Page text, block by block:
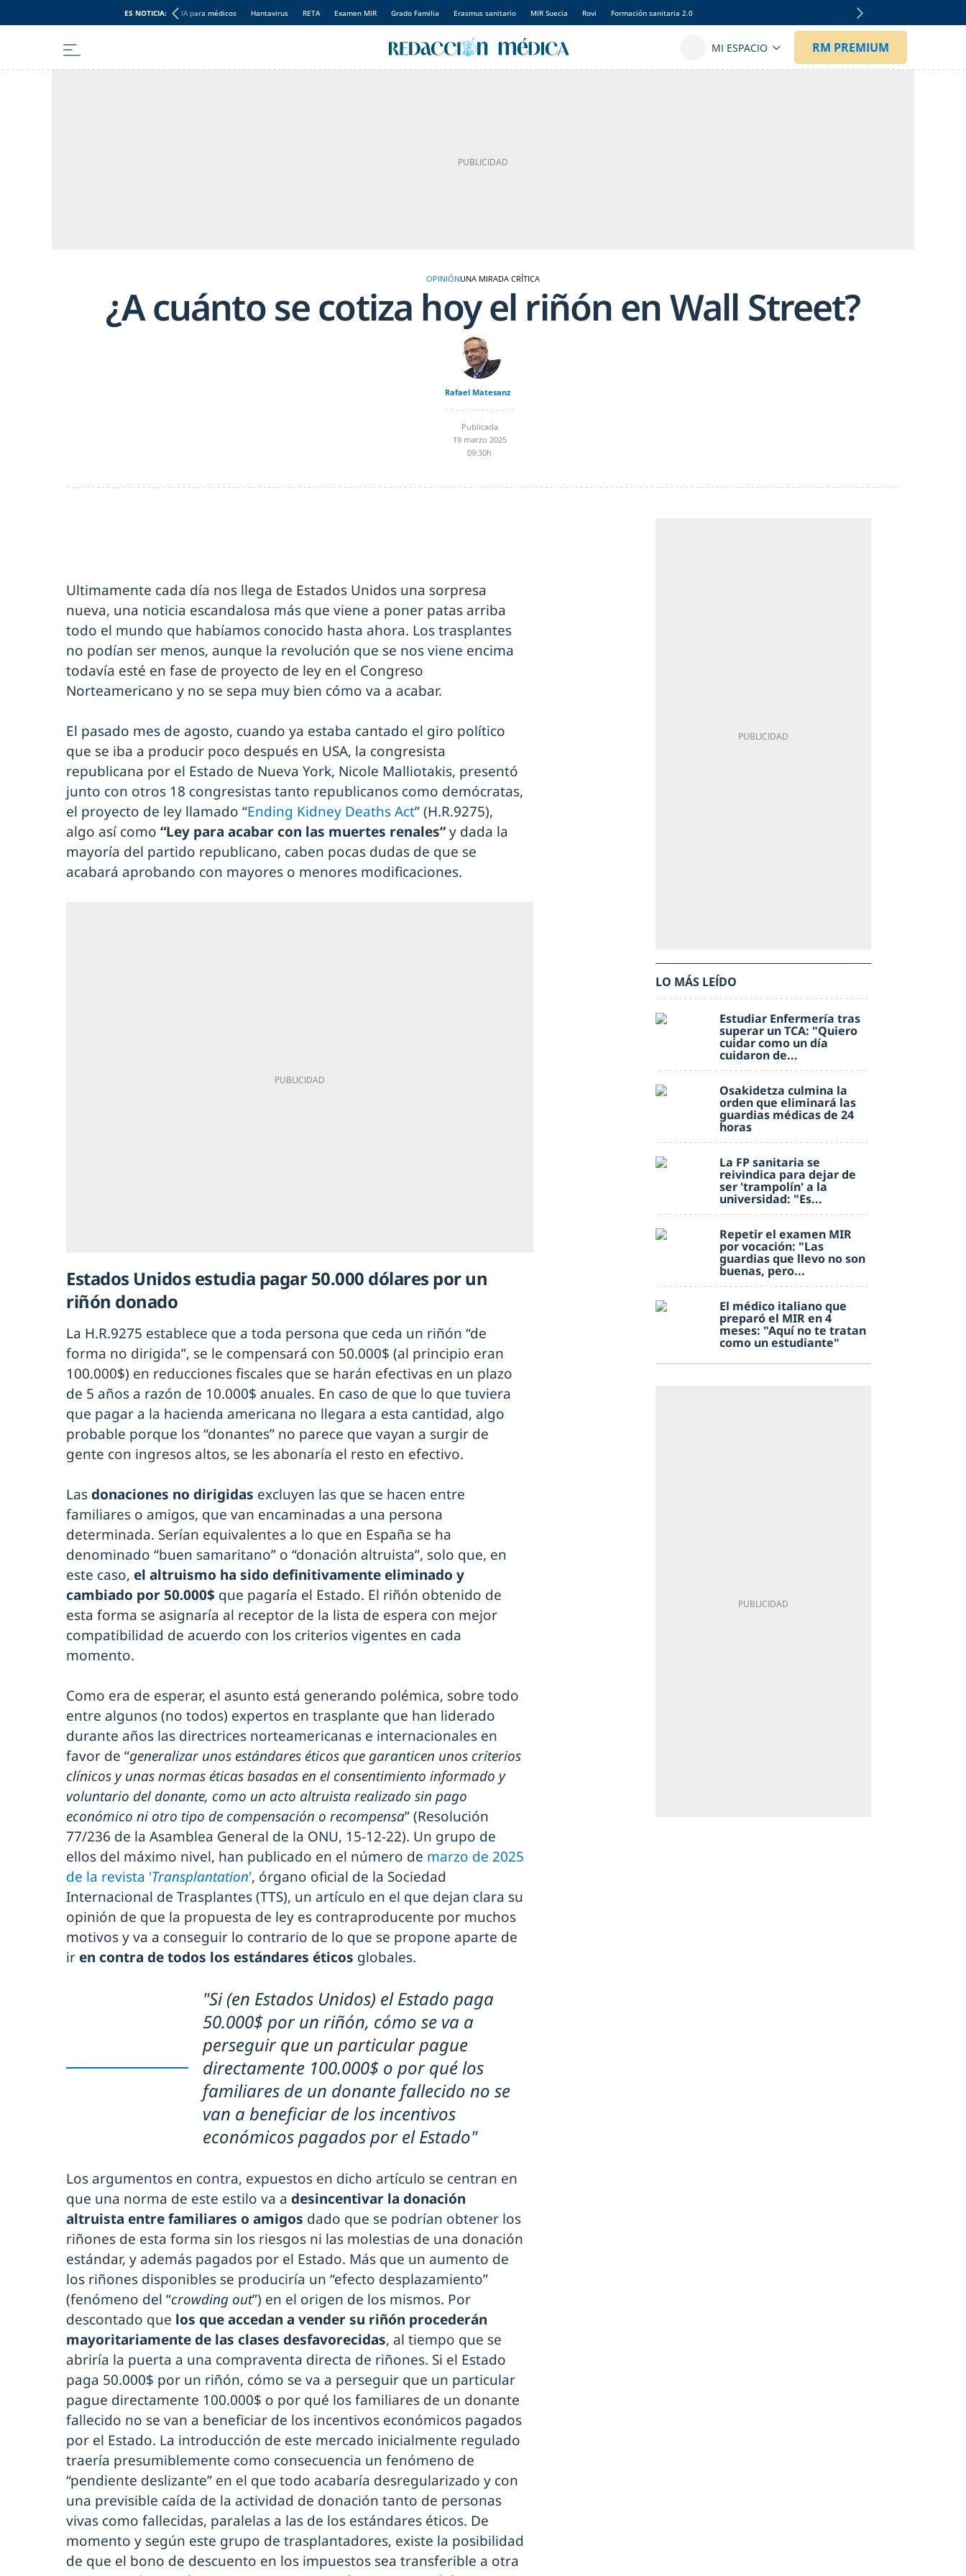
ES NOTICIA: IA para médicos Hantavirus RETA Examen MIR Grado Familia Erasmus sanitario MIR Suecia Rovi Formación sanitaria 2.0
OPINIÓNUNA MIRADA CRÍTICA
¿A cuánto se cotiza hoy el riñón en Wall Street?
Rafael Matesanz
Publicada
19 marzo 2025
09:30h
Ultimamente cada día nos llega de Estados Unidos una sorpresa
nueva, una noticia escandalosa más que viene a poner patas arriba
todo el mundo que habíamos conocido hasta ahora. Los trasplantes
no podían ser menos, aunque la revolución que se nos viene encima
todavía esté en fase de proyecto de ley en el Congreso
Norteamericano y no se sepa muy bien cómo va a acabar.
El pasado mes de agosto, cuando ya estaba cantado el giro político
que se iba a producir poco después en USA, la congresista
republicana por el Estado de Nueva York, Nicole Malliotakis, presentó
junto con otros 18 congresistas tanto republicanos como demócratas,
el proyecto de ley llamado “Ending Kidney Deaths Act” (H.R.9275),
algo así como “Ley para acabar con las muertes renales”y dada la
mayoría del partido republicano, caben pocas dudas de que se
acabará aprobando con mayores o menores modificaciones.
Estados Unidos estudia pagar 50.000 dólares por un
riñón donado
La H.R.9275 establece que a toda persona que ceda un riñón “de
forma no dirigida”, se le compensará con 50.000$ (al principio eran
100.000$) en reducciones fiscales que se harán efectivas en un plazo
de 5 años a razón de 10.000$ anuales. En caso de que lo que tuviera
que pagar a la hacienda americana no llegara a esta cantidad, algo
probable porque los “donantes” no parece que vayan a surgir de
gente con ingresos altos, se les abonaría el resto en efectivo.
Las donaciones no dirigidas excluyen las que se hacen entre
familiares o amigos, que van encaminadas a una persona
determinada. Serían equivalentes a lo que en España se ha
denominado “buen samaritano” o “donación altruista”, solo que, en
este caso, el altruismo ha sido definitivamente eliminado y
cambiado por 50.000$ que pagaría el Estado. El riñón obtenido de
esta forma se asignaría al receptor de la lista de espera con mejor
compatibilidad de acuerdo con los criterios vigentes en cada
momento.
Como era de esperar, el asunto está generando polémica, sobre todo
entre algunos (no todos) expertos en trasplante que han liderado
durante años las directrices norteamericanas e internacionales en
favor de “generalizar unos estándares éticos que garanticen unos criterios
clínicos y unas normas éticas basadas en el consentimiento informado y
voluntario del donante, como un acto altruista realizado sin pago
económico ni otro tipo de compensación o recompensa” (Resolución
77/236 de la Asamblea General de la ONU, 15-12-22). Un grupo de
ellos del máximo nivel, han publicado en el número de marzo de 2025
de la revista 'Transplantation', órgano oficial de la Sociedad
Internacional de Trasplantes (TTS), un artículo en el que dejan clara su
opinión de que la propuesta de ley es contraproducente por muchos
motivos y va a conseguir lo contrario de lo que se propone aparte de
ir en contra de todos los estándares éticos globales.
"Si (en Estados Unidos) el Estado paga
50.000$ por un riñón, cómo se va a
perseguir que un particular pague
directamente 100.000$ o por qué los
familiares de un donante fallecido no se
van a beneficiar de los incentivos
económicos pagados por el Estado"
Los argumentos en contra, expuestos en dicho artículo se centran en
que una norma de este estilo va a desincentivar la donación
altruista entre familiares o amigos dado que se podrían obtener los
riñones de esta forma sin los riesgos ni las molestias de una donación
estándar, y además pagados por el Estado. Más que un aumento de
los riñones disponibles se produciría un “efecto desplazamiento”
(fenómeno del “crowding out”) en el origen de los mismos. Por
descontado que los que accedan a vender su riñón procederán
mayoritariamente de las clases desfavorecidas, al tiempo que se
abriría la puerta a una compraventa directa de riñones. Si el Estado
paga 50.000$ por un riñón, cómo se va a perseguir que un particular
pague directamente 100.000$ o por qué los familiares de un donante
fallecido no se van a beneficiar de los incentivos económicos pagados
por el Estado. La introducción de este mercado inicialmente regulado
traería presumiblemente como consecuencia un fenómeno de
“pendiente deslizante” en el que todo acabaría desregularizado y con
una previsible caída de la actividad de donación tanto de personas
vivas como fallecidas, paralelas a las de los estándares éticos. De
momento y según este grupo de trasplantadores, existe la posibilidad
de que el bono de descuento en los impuestos sea transferible a otra
LO MÁS LEÍDO
Estudiar Enfermería tras
superar un TCA: "Quiero
cuidar como un día
cuidaron de...
Osakidetza culmina la
orden que eliminará las
guardias médicas de 24
horas
La FP sanitaria se
reivindica para dejar de
ser 'trampolín' a la
universidad: "Es...
Repetir el examen MIR
por vocación: "Las
guardias que llevo no son
buenas, pero...
El médico italiano que
preparó el MIR en 4
meses: "Aquí no te tratan
como un estudiante"